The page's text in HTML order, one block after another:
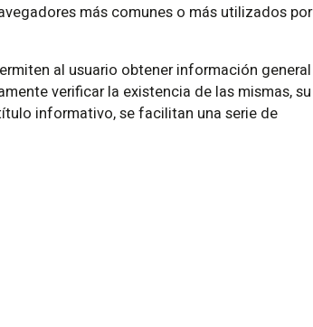
más comunes o más utilizados por
al usuario obtener información general
verificar la existencia de las mismas, su
informativo, se facilitan una serie de